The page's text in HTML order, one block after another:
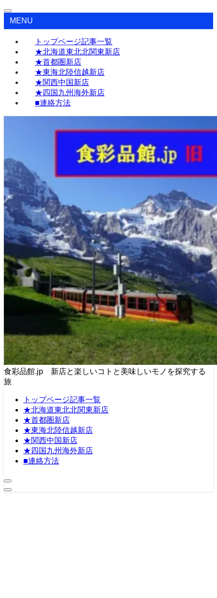
MENU
トップページ記事一覧
★北海道東北北関東新店
★首都圏新店
★東海北陸信越新店
★関西中国新店
★四国九州海外新店
■連絡方法
食彩品館.jp 新店と楽しいコトと美味しいモノを探究する
旅
トップページ記事一覧
★北海道東北北関東新店
★首都圏新店
★東海北陸信越新店
★関西中国新店
★四国九州海外新店
■連絡方法